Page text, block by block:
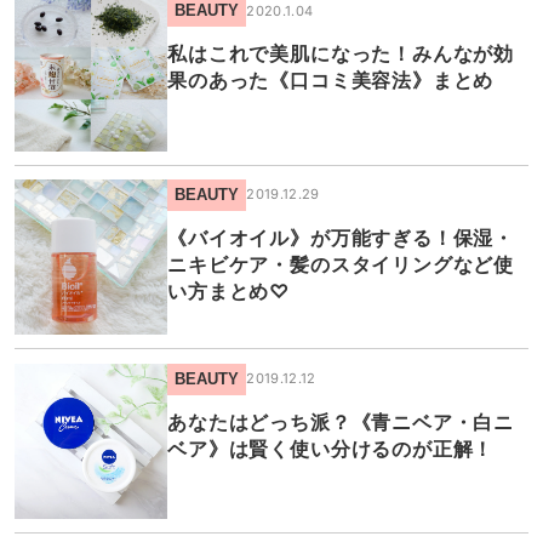
BEAUTY 2020.1.04
私はこれで美肌になった！みんなが効
果のあった《口コミ美容法》まとめ
BEAUTY 2019.12.29
《バイオイル》が万能すぎる！保湿・
ニキビケア・髪のスタイリングなど使
い方まとめ♡
BEAUTY 2019.12.12
あなたはどっち派？《青ニベア・白ニ
ベア》は賢く使い分けるのが正解！